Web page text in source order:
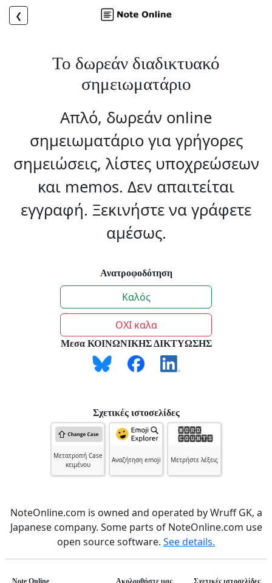
❮
Το δωρεάν διαδικτυακό
σημειωματάριο
Απλό, δωρεάν online
σημειωματάριο για γρήγορες
σημειώσεις, λίστες υποχρεώσεων
και memos. Δεν απαιτείται
εγγραφή. Ξεκινήστε να γράφετε
αμέσως.
Ανατροφοδότηση
Καλός
ΟΧΙ καλα
Μεσα ΚΟΙΝΩΝΙΚΗΣ ΔΙΚΤΥΩΣΗΣ
Σχετικές ιστοσελίδες
Μετατροπή Case
κειμένου
Αναζήτηση emoji Μετρήστε λέξεις
NoteOnline.com is owned and operated by Wruff GK, a
Japanese company. Some parts of NoteOnline.com use
open source software. See details.
Note Online Ακολουθήστε μας Σχετικές ιστοσελίδες